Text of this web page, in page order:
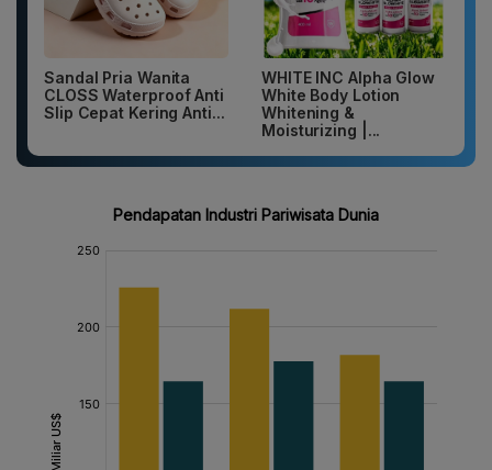
Sandal Pria Wanita
CLOSS Waterproof Anti
Slip Cepat Kering Anti...
WHITE INC Alpha Glow
White Body Lotion
Whitening &
Moisturizing |...